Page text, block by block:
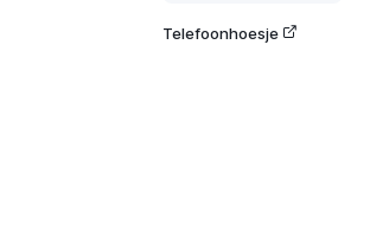
Telefoonhoesje